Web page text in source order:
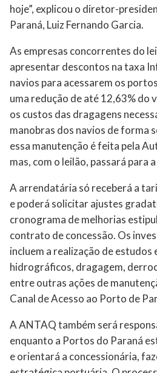
hoje”, explicou o diretor-
Paraná, Luiz Fernando Garcia.
As empresas concorrentes do
apresentar descontos na taxa
navios para acessarem os
uma redução de até 12,63% do
os custos das dragagens
manobras dos navios de forma
essa manutenção é feita pela
mas, com o leilão, passará para
A arrendatária só receberá a
e poderá solicitar ajustes
cronograma de melhorias
contrato de concessão. Os
incluem a realização de estudos
hidrográficos, dragagem,
entre outras ações de
Canal de Acesso ao Porto de
A ANTAQ também será
enquanto a Portos do Paraná
e orientará a concessionária,